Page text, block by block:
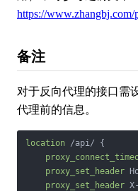
https://www.zhangbj.com/
备注
对于反向代理的接口需
代理前的信息。
location /api/ {
proxy_set_header
proxy_set_header